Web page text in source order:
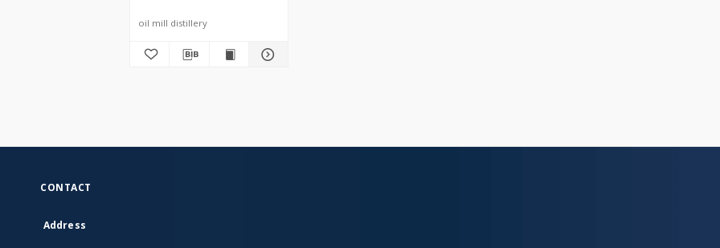
oil mill distillery
CONTACT
Address